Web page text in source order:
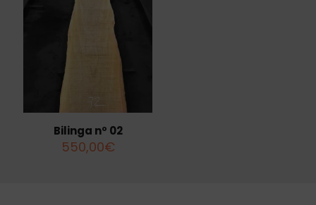
Bilinga nº 02
550,00€